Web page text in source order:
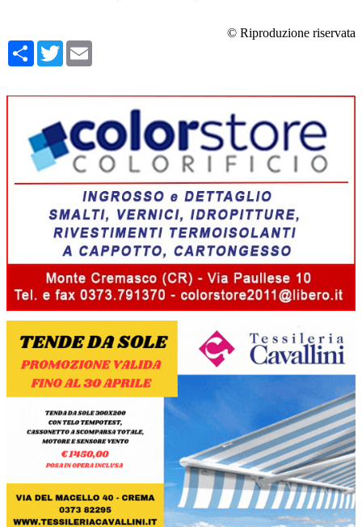
© Riproduzione riservata
Condividi
Twitter